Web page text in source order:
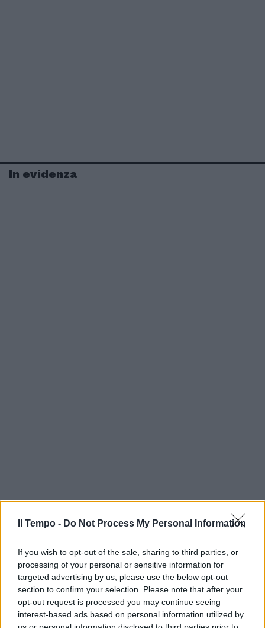
Il Tempo - Do Not Process My Personal Information
If you wish to opt-out of the sale, sharing to third parties, or
processing of your personal or sensitive information for
targeted advertising by us, please use the below opt-out
section to confirm your selection. Please note that after your
opt-out request is processed you may continue seeing
interest-based ads based on personal information utilized by
In evidenza